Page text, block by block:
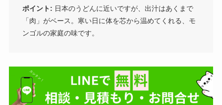
ポイント: 日本のうどんに近いですが、出汁はあくまで
「肉」がベース。寒い日に体を芯から温めてくれる、モ
ンゴルの家庭の味です。